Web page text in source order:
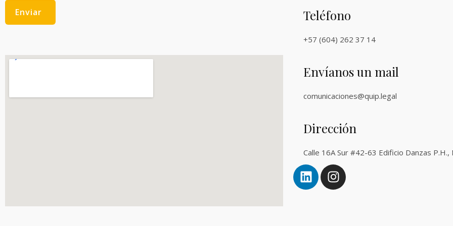
Teléfono
+57 (604) 262 37 14
Envíanos un mail
comunicaciones@quip.legal
Dirección
Calle 16A Sur #42-63 Edificio Danzas P.H.,